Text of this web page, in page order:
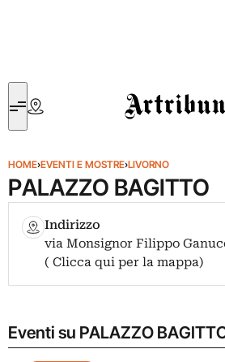
Artribune
HOME›EVENTI E MOSTRE›LIVORNO
PALAZZO BAGITTO
Indirizzo
via Monsignor Filippo
( Clicca qui per la mappa)
Eventi su PALAZZO